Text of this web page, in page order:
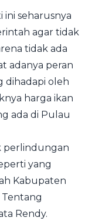
seharusnya
agar tidak
tidak ada
adanya peran
dihadapi oleh
harga ikan
ada di Pulau
perlindungan
yang
Kabupaten
Rendy.